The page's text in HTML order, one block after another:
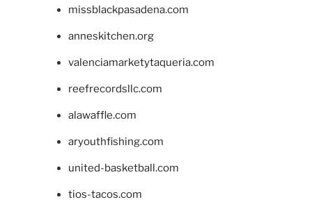
missblackpasadena.com
anneskitchen.org
valenciamarketytaqueria.com
reefrecordsllc.com
alawaffle.com
aryouthfishing.com
united-basketball.com
tios-tacos.com